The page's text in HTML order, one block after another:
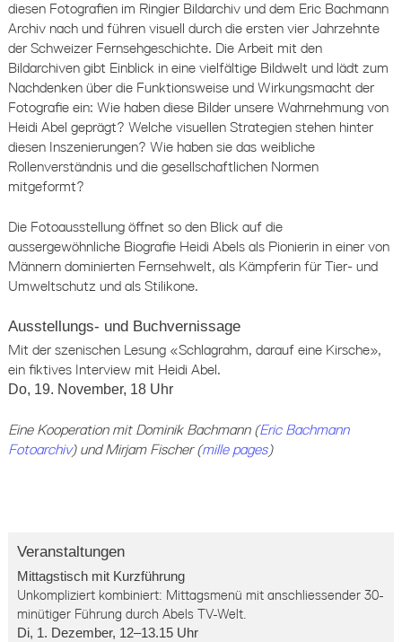
diesen Fotografien im Ringier Bildarchiv und dem Eric Bachmann
Archiv nach und führen visuell durch die ersten vier Jahrzehnte
der Schweizer Fernsehgeschichte. Die Arbeit mit den
Bildarchiven gibt Einblick in eine vielfältige Bildwelt und lädt zum
Nachdenken über die Funktionsweise und Wirkungsmacht der
Fotografie ein: Wie haben diese Bilder unsere Wahrnehmung von
Heidi Abel geprägt? Welche visuellen Strategien stehen hinter
diesen Inszenierungen? Wie haben sie das weibliche
Rollenverständnis und die gesellschaftlichen Normen
mitgeformt?
Die Fotoausstellung öffnet so den Blick auf die
aussergewöhnliche Biografie Heidi Abels als Pionierin in einer von
Männern dominierten Fernsehwelt, als Kämpferin für Tier- und
Umweltschutz und als Stilikone.
Ausstellungs- und Buchvernissage
Mit der szenischen Lesung «Schlagrahm, darauf eine Kirsche»,
ein fiktives Interview mit Heidi Abel.
Do, 19. November, 18 Uhr
Eine Kooperation mit Dominik Bachmann (Eric Bachmann
Fotoarchiv) und Mirjam Fischer (mille pages)
Veranstaltungen
Mittagstisch mit Kurzführung
Unkompliziert kombiniert: Mittagsmenü mit anschliessender 30-
minütiger Führung durch Abels TV-Welt.
Di, 1. Dezember, 12–13.15 Uhr